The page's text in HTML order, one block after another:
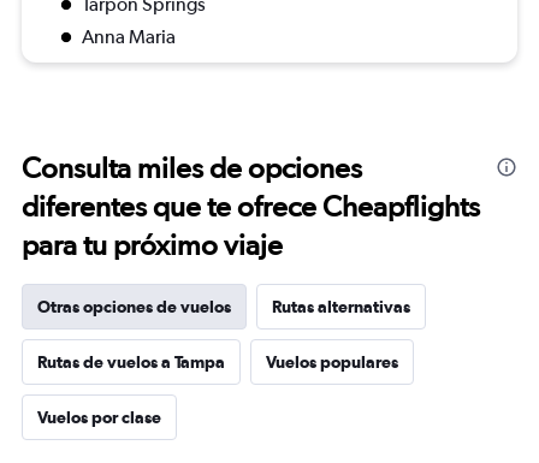
Anna Maria
Consulta miles de opciones
diferentes que te ofrece Cheapflights
para tu próximo viaje
Otras opciones de vuelos Rutas alternativas
Rutas de vuelos a Tampa Vuelos populares
Vuelos por clase